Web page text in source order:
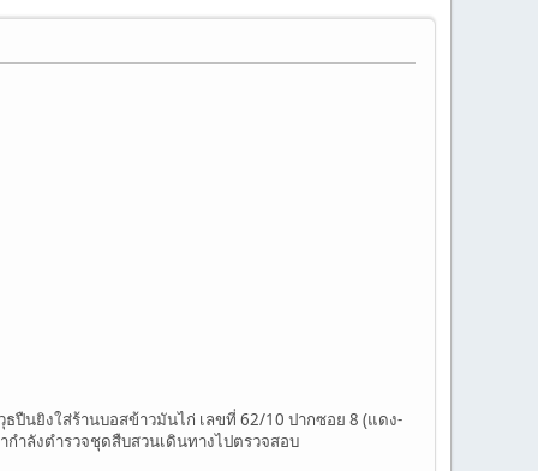
ปืนยิงใส่ร้านบอสข้าวมันไก่ เลขที่ 62/10 ปากซอย 8 (แดง-
ำลังตำรวจชุดสืบสวนเดินทางไปตรวจสอบ